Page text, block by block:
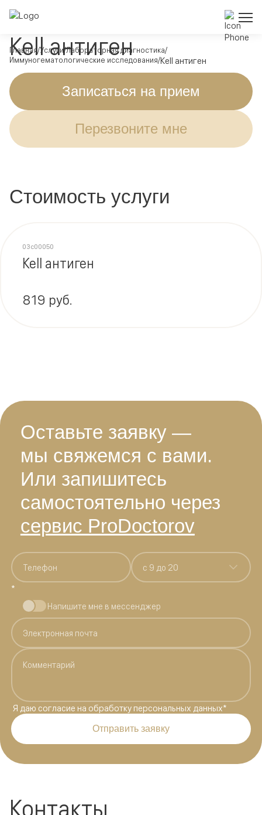
Главная Услуги Лабораторная диагностика
Иммуногематологические исследования Kell антиген
Kell антиген
Записаться на прием
Перезвоните мне
Стоимость услуги
Kell антиген
03c00050
819 руб.
Оставьте заявку —
мы свяжемся с вами.
Или запишитесь
самостоятельно через
сервис ProDoctorov
*
c 9 до 20
Напишите мне в мессенджер
Я даю согласие на обработку персональных данных*
Отправить заявку
Контакты